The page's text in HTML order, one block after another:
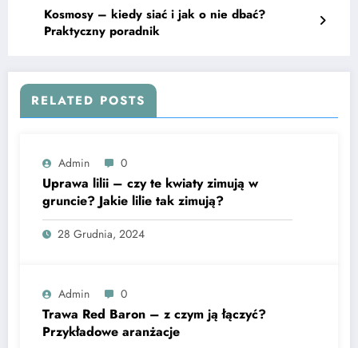
Kosmosy – kiedy siać i jak o nie dbać?
Praktyczny poradnik
RELATED POSTS
Admin 0
Uprawa lilii – czy te kwiaty zimują w
gruncie? Jakie lilie tak zimują?
28 Grudnia, 2024
Admin 0
Trawa Red Baron – z czym ją łączyć?
Przykładowe aranżacje